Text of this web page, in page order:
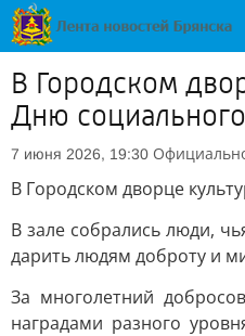
В Городском
Дню
7 июня 2026, 19:30
В Городском дворце
В зале собрались люди,
дарить людям доброту и
За многолетний
наградами разного